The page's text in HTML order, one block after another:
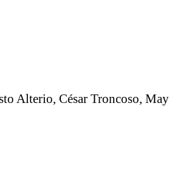
Alterio, César Troncoso,